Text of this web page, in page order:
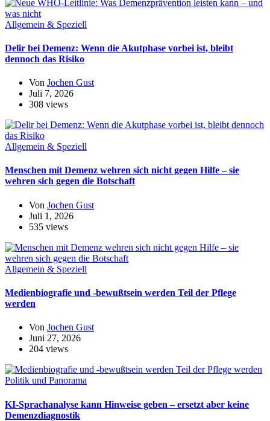
Allgemein & Speziell
Delir bei Demenz: Wenn die Akutphase vorbei ist, bleibt
dennoch das Risiko
Von Jochen Gust
Juli 7, 2026
308 views
Allgemein & Speziell
Menschen mit Demenz wehren sich nicht gegen Hilfe – sie
wehren sich gegen die Botschaft
Von Jochen Gust
Juli 1, 2026
535 views
Allgemein & Speziell
Medienbiografie und -bewußtsein werden Teil der Pflege
werden
Von Jochen Gust
Juni 27, 2026
204 views
Politik und Panorama
KI-Sprachanalyse kann Hinweise geben – ersetzt aber keine
Demenzdiagnostik